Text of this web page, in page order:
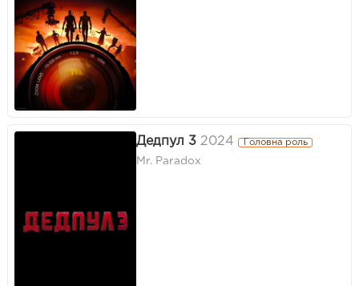
Дедпул 3 2024 Головна роль
Mr. Paradox